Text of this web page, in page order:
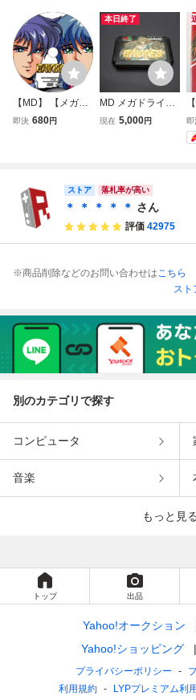
【MD】 【メガド
ライブ】 ガイアレ
即決 680円
本日終了
MD メガドライブ
ソフト ガイアレス
現在 5,000円 即
ストア 落札率が高い
＊ ＊ ＊ ＊ ＊ さん
評価 42975
※商品削除などのお問い合わせはこちら
スト
別のカテゴリで探す
コンピュータ
音楽
もっと見る
トップ 出品
Yahoo!オークション
Yahoo!ショッピング
プライバシーポリシー
利用規約
LYPプレミアム利